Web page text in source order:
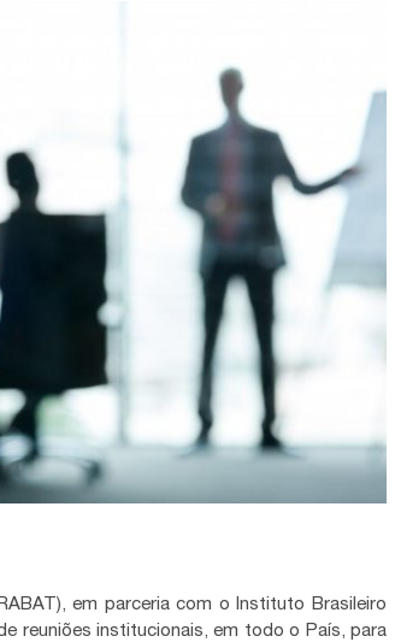
em parceria com o Instituto Brasileiro
reuniões institucionais, em todo o País, para